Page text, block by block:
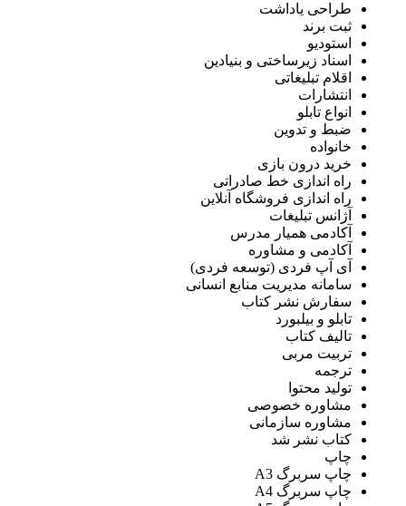
طراحی یاداشت
ثبت برند
استودیو
اسناد زیرساختی و بنیادین
اقلام تبلیغاتی
انتشارات
انواع تابلو
ضبط و تدوین
خانواده
خرید درون بازی
راه اندازی خط صادراتی
راه اندازی فروشگاه آنلاین
آژانس تبلیغات
آکادمی همیار مدرس
آکادمی و مشاوره
آی آپ فردی (توسعه فردی)
سامانه مدیریت منابع انسانی
سفارش نشر کتاب
تابلو و بیلبورد
تالیف کتاب
تربیت مربی
ترجمه
تولید محتوا
مشاوره خصوصی
مشاوره سازمانی
کتاب نشر شد
چاپ سربرگ A3
چاپ سربرگ A4